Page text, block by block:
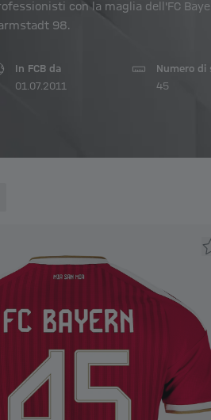
con la maglia dell'FC
98.
In FCB da
01.07.2011
Numero di
45